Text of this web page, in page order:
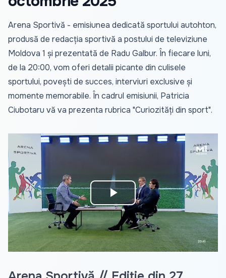
Arena Sportivă - emisiunea dedicată sportului autohton,
produsă de redacția sportivă a postului de televiziune
Moldova 1 și prezentată de Radu Galbur. În fiecare luni,
de la 20:00, vom oferi detalii picante din culisele
sportului, povești de succes, interviuri exclusive și
momente memorabile. În cadrul emisiunii, Patricia
Ciubotaru vă va prezenta rubrica "Curiozități din sport".
Play
Video